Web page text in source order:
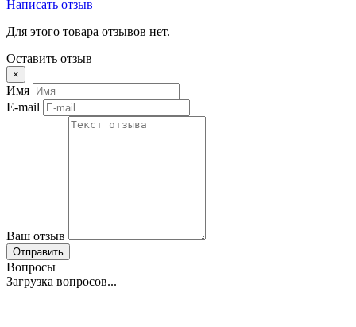
Написать отзыв
Для этого товара отзывов нет.
Оставить отзыв
×
Имя
E-mail
Ваш отзыв
Отправить
Вопросы
Загрузка вопросов...